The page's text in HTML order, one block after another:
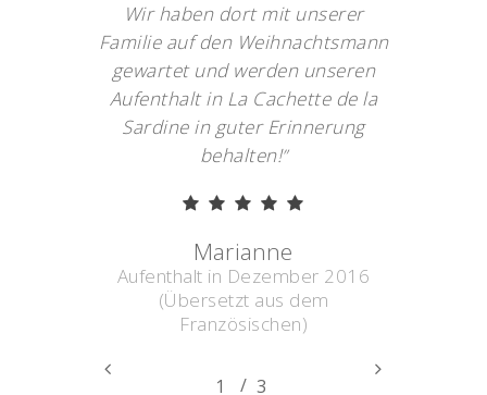
Wir haben dort mit unserer
Familie auf den Weihnachtsmann
gewartet und werden unseren
Aufenthalt in La Cachette de la
Sardine in guter Erinnerung
behalten!”
Marianne
Aufenthalt in Dezember 2016
(Übersetzt aus dem
Französischen)
1 2 3
/ 3